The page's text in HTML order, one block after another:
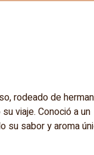
rodeado de
viaje. Conoció a un
su sabor y aroma